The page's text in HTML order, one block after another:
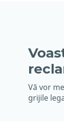
Vă vor
grijile